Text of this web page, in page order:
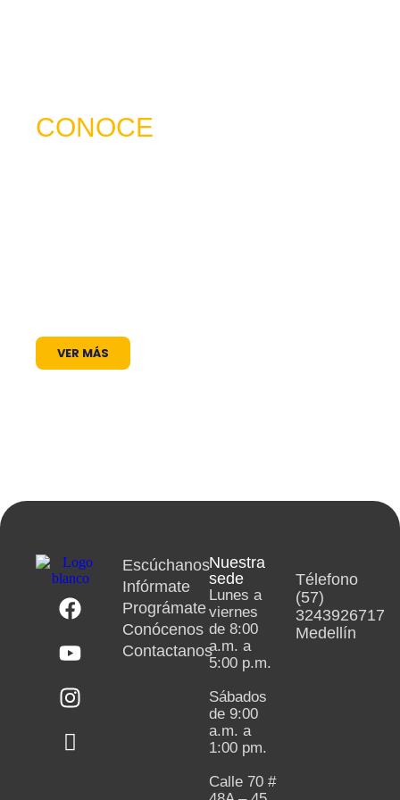
CONOCE
VER MÁS
Escúchanos
Infórmate
Prográmate
Conócenos
Contactanos
Nuestra
sede
Lunes a
viernes
de 8:00
a.m. a
5:00 p.m.
Sábados
de 9:00
a.m. a
1:00 pm.
Calle 70 #
Télefono
(57)
3243926717
Medellín